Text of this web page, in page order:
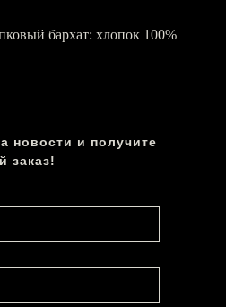
бархат: хлопок 100%
новости и получите
заказ!